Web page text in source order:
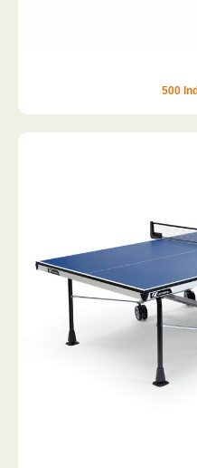
500